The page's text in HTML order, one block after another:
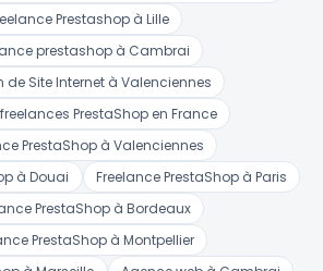
Prestashop à Lille
prestashop à Cambrai
de Site Internet à Valenciennes
PrestaShop en France
PrestaShop à Valenciennes
à Douai
Freelance PrestaShop à Paris
PrestaShop à Bordeaux
PrestaShop à Montpellier